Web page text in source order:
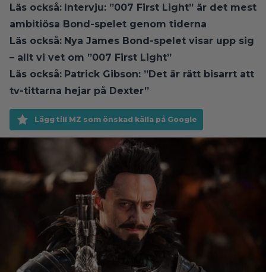
Läs också: Intervju: ”007 First Light” är det mest
ambitiösa Bond-spelet genom tiderna
Läs också: Nya James Bond-spelet visar upp sig
– allt vi vet om ”007 First Light”
Läs också: Patrick Gibson: ”Det är rätt bisarrt att
tv-tittarna hejar på Dexter”
Lägg till MZ som önskad källa på Google